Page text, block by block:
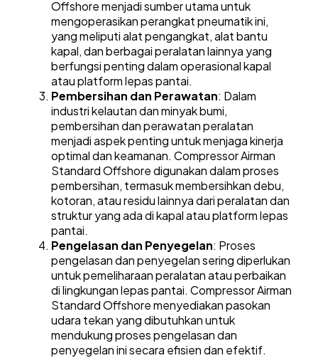
Offshore menjadi sumber utama untuk
mengoperasikan perangkat pneumatik ini,
yang meliputi alat pengangkat, alat bantu
kapal, dan berbagai peralatan lainnya yang
berfungsi penting dalam operasional kapal
atau platform lepas pantai.
Pembersihan dan Perawatan: Dalam
industri kelautan dan minyak bumi,
pembersihan dan perawatan peralatan
menjadi aspek penting untuk menjaga kinerja
optimal dan keamanan. Compressor Airman
Standard Offshore digunakan dalam proses
pembersihan, termasuk membersihkan debu,
kotoran, atau residu lainnya dari peralatan dan
struktur yang ada di kapal atau platform lepas
pantai.
Pengelasan dan Penyegelan: Proses
pengelasan dan penyegelan sering diperlukan
untuk pemeliharaan peralatan atau perbaikan
di lingkungan lepas pantai. Compressor Airman
Standard Offshore menyediakan pasokan
udara tekan yang dibutuhkan untuk
mendukung proses pengelasan dan
penyegelan ini secara efisien dan efektif.